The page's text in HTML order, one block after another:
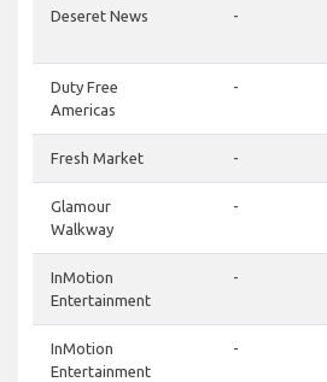
Deseret News -
Duty Free
Americas
-
Fresh Market -
Glamour
Walkway
-
InMotion
Entertainment
-
InMotion
Entertainment
-